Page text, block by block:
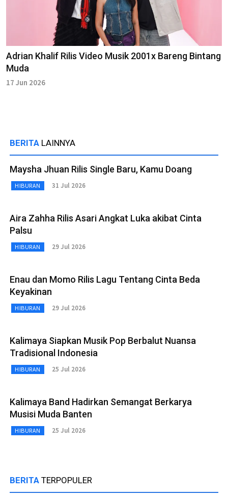
Adrian Khalif Rilis Video Musik 2001x Bareng Bintang
Muda
17 Jun 2026
BERITA LAINNYA
Maysha Jhuan Rilis Single Baru, Kamu Doang
HIBURAN 31 Jul 2026
Aira Zahha Rilis Asari Angkat Luka akibat Cinta
Palsu
HIBURAN 29 Jul 2026
Enau dan Momo Rilis Lagu Tentang Cinta Beda
Keyakinan
HIBURAN 29 Jul 2026
Kalimaya Siapkan Musik Pop Berbalut Nuansa
Tradisional Indonesia
HIBURAN 25 Jul 2026
Kalimaya Band Hadirkan Semangat Berkarya
Musisi Muda Banten
HIBURAN 25 Jul 2026
BERITA TERPOPULER